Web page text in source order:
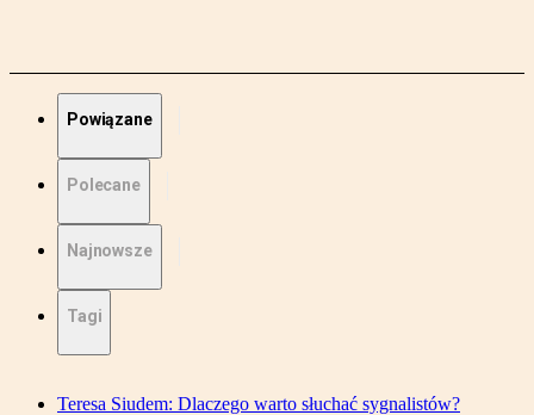
Powiązane
Polecane
Najnowsze
Tagi
Teresa Siudem: Dlaczego warto słuchać sygnalistów?